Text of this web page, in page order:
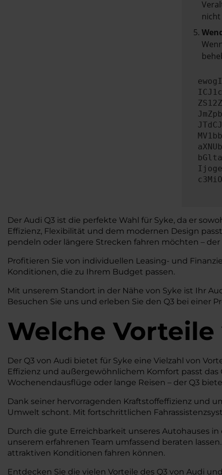
Der Audi Q3 ist die perfekte Wahl für Syke, da er
Effizienz, Flexibilität und dem modernen Design
pendeln oder längere Strecken fahren möchten –
Profitieren Sie von individuellen Leasing- und
Konditionen, die zu Ihrem Budget passen.
Mit unserem Standort in der Nähe von Syke ist Ihr
Besuchen Sie uns und erleben Sie den Q3 bei einer
Welche Vorteile
Der Q3 von Audi bietet für Syke eine Vielzahl von
Effizienz und außergewöhnlichem Komfort passt
Wochenendausflüge oder lange Reisen – der Q3
Dank seiner hervorragenden Kraftstoffeffizienz und
Umwelt schont. Mit fortschrittlichen
Durch die gute Erreichbarkeit unseres Autohauses
unserem erfahrenen Team umfassend beraten
attraktiven Konditionen fahren können.
Entdecken Sie die vielen Vorteile des Q3 von Audi